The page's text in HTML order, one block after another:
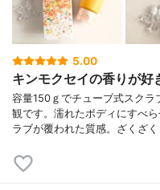
5.00
キンモクセイの香りが好
容量150ｇでチューブ式スク
観です。濡れたボディにすべ
ラブが覆われた質感。ざくざ